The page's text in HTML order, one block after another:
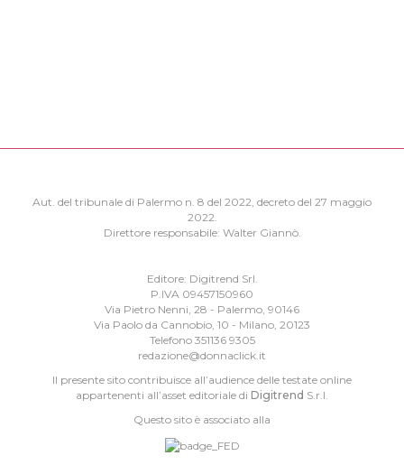
Aut. del tribunale di Palermo n. 8 del 2022, decreto del 27 maggio
2022.
Direttore responsabile: Walter Giannò.
Editore: Digitrend Srl.
P.IVA 09457150960
Via Pietro Nenni, 28 - Palermo, 90146
Via Paolo da Cannobio, 10 - Milano, 20123
Telefono 351136 9305
redazione@donnaclick.it
Il presente sito contribuisce all’audience delle testate online
appartenenti all’asset editoriale di Digitrend S.r.l.
Questo sito è associato alla